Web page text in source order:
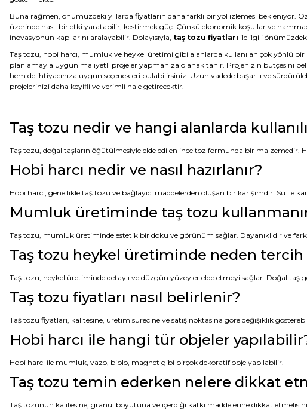
Buna rağmen, önümüzdeki yıllarda fiyatların daha farklı bir yol izlemesi bekleniyor.
üzerinde nasıl bir etki yaratabilir, kestirmek güç. Çünkü ekonomik koşullar ve
inovasyonun kapılarını aralayabilir. Dolayısıyla, taş tozu fiyatları ile ilgili
Taş tozu, hobi harcı, mumluk ve heykel üretimi gibi alanlarda kullanılan çok yönlü
planlamayla uygun maliyetli projeler yapmanıza olanak tanır. Projenizin bütçesini
hem de ihtiyacınıza uygun seçenekleri bulabilirsiniz. Uzun vadede başarılı ve
projelerinizi daha keyifli ve verimli hale getirecektir.
Taş tozu nedir ve hangi alanlarda
Taş tozu, doğal taşların öğütülmesiyle elde edilen ince toz formunda bir malzemedir.
Hobi harcı nedir ve nasıl hazırlanır?
Hobi harcı, genellikle taş tozu ve bağlayıcı maddelerden oluşan bir karışımdır. Su ile
Mumluk üretiminde taş tozu
Taş tozu, mumluk üretiminde estetik bir doku ve görünüm sağlar. Dayanıklıdır ve
Taş tozu heykel üretiminde neden tercih
Taş tozu, heykel üretiminde detaylı ve düzgün yüzeyler elde etmeyi sağlar. Doğal taş
Taş tozu fiyatları nasıl belirlenir?
Taş tozu fiyatları, kalitesine, üretim sürecine ve satış noktasına göre değişiklik
Hobi harcı ile hangi tür objeler
Hobi harcı ile mumluk, vazo, biblo, magnet gibi birçok dekoratif obje yapılabilir.
Taş tozu temin ederken nelere dikkat
Taş tozunun kalitesine, granül boyutuna ve içerdiği katkı maddelerine dikkat